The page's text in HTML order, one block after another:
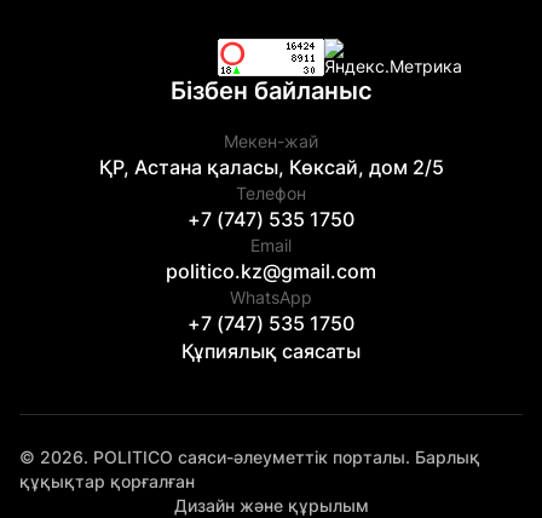
Бізбен байланыс
Мекен-жай
ҚР, Астана қаласы, Көксай, дом 2/5
Телефон
+7 (747) 535 1750
Email
politico.kz@gmail.com
WhatsApp
+7 (747) 535 1750
Құпиялық саясаты
© 2026. POLITICO саяси-әлеуметтік порталы. Барлық
құқықтар қорғалған
Дизайн және құрылым